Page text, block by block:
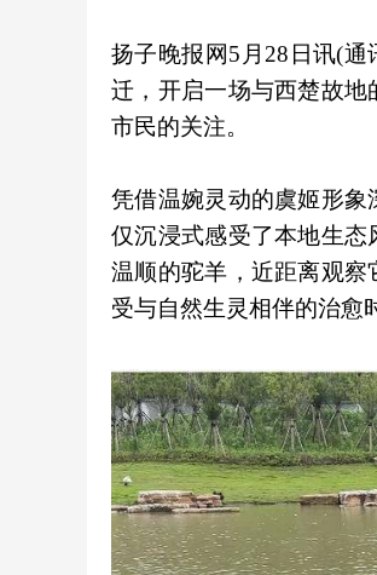
扬子晚报网5月28日讯(
迁，开启一场与西楚故
市民的关注。
凭借温婉灵动的虞姬形
仅沉浸式感受了本地生
温顺的驼羊，近距离观
受与自然生灵相伴的治愈